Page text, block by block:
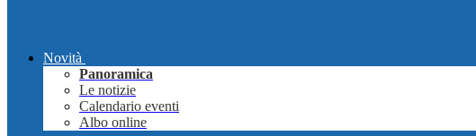
Novità
Panoramica
Le notizie
Calendario eventi
Albo online